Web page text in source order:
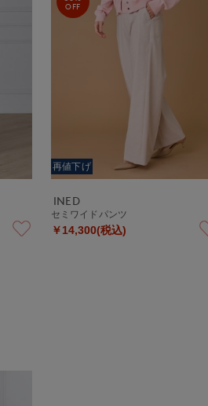
OFF
再値下げ
INED
セミワイドパンツ
￥14,300(税込)